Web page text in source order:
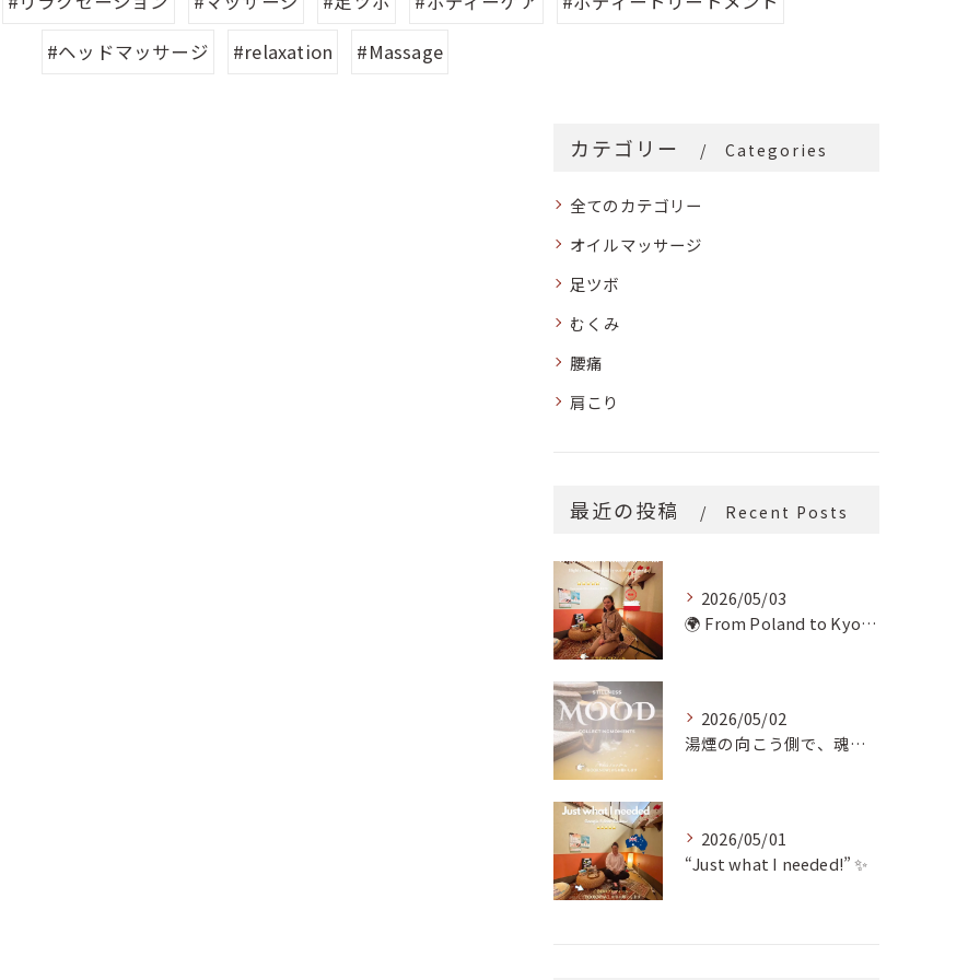
#ヘッドマッサージ
#relaxation #Massage
カテゴリー Categories
全てのカテゴリー
オイルマッサージ
足ツボ
むくみ
腰痛
肩こり
最近の投稿 Recent Posts
2026/05/03
🌍 From Poland to Kyoto! 🇵🇱✨
2026/05/02
湯煙の向こう側で、魂の輪郭を整える。
2026/05/01
“Just what I needed!” ✨